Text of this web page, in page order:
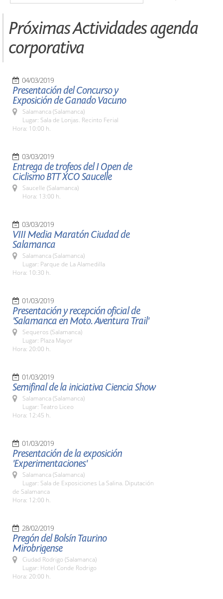
Próximas Actividades agenda
corporativa
04/03/2019
Presentación del Concurso y
Exposición de Ganado Vacuno
Salamanca (Salamanca)
Lugar: Sala de Lonjas. Recinto Ferial
Hora: 10:00 h.
03/03/2019
Entrega de trofeos del I Open de
Ciclismo BTT XCO Saucelle
Saucelle (Salamanca)
Hora: 13:00 h.
03/03/2019
VIII Media Maratón Ciudad de
Salamanca
Salamanca (Salamanca)
Lugar: Parque de La Alamedilla
Hora: 10:30 h.
01/03/2019
Presentación y recepción oficial de
'Salamanca en Moto. Aventura Trail'
Sequeros (Salamanca)
Lugar: Plaza Mayor
Hora: 20:00 h.
01/03/2019
Semifinal de la iniciativa Ciencia Show
Salamanca (Salamanca)
Lugar: Teatro Liceo
Hora: 12:45 h.
01/03/2019
Presentación de la exposición
'Experimentaciones'
Salamanca (Salamanca)
Lugar: Sala de Exposiciones La Salina. Diputación
de Salamanca
Hora: 12:00 h.
28/02/2019
Pregón del Bolsín Taurino
Mirobrigense
Ciudad Rodrigo (Salamanca)
Lugar: Hotel Conde Rodrigo
Hora: 20:00 h.